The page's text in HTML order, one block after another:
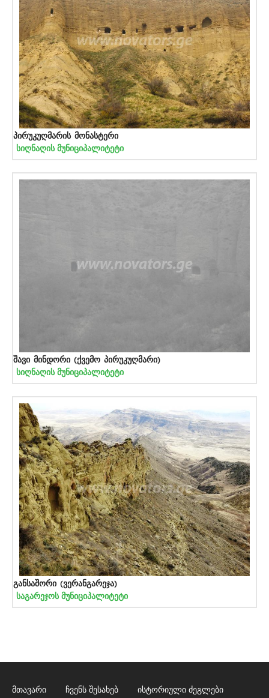
პირუკუღმარის მონასტერი
სიღნაღის მუნიციპალიტეტი
შავი მინდორი (ქვემო პირუკუღმარი)
სიღნაღის მუნიციპალიტეტი
განსაშორი (ვერანგარეჯა)
საგარეჯოს მუნიციპალიტეტი
მთავარი ჩვენს შესახებ ისტორიული ძეგლები